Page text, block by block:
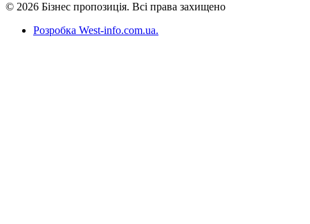
© 2026 Бізнес пропозиція. Всі права захищено
Розробка West-info.com.ua.